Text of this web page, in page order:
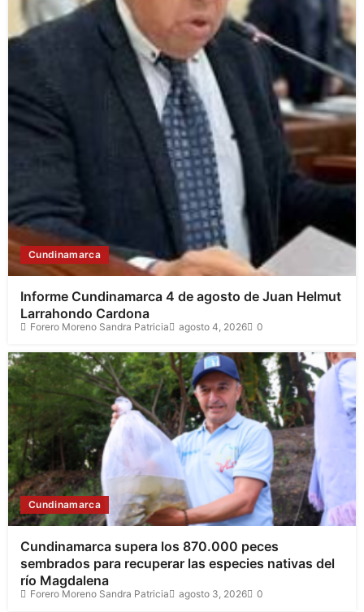
Cundinamarca
Informe Cundinamarca 4 de agosto de Juan Helmut
Larrahondo Cardona
Forero Moreno Sandra Patricia agosto 4, 2026 0
Cundinamarca
Cundinamarca supera los 870.000 peces
sembrados para recuperar las especies nativas del
río Magdalena
Forero Moreno Sandra Patricia agosto 3, 2026 0